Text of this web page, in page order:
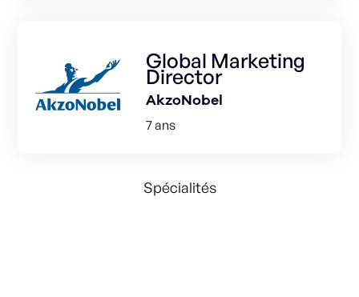
Global Marketing
Director
AkzoNobel
7 ans
Spécialités